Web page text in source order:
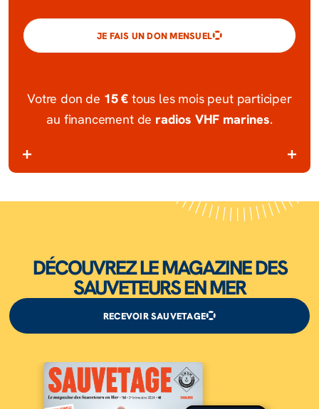
Votre don de 15 € tous les mois peut participer
au financement de radios VHF marines.
JE FAIS UN DON MENSUEL
DÉCOUVREZ LE MAGAZINE DES
SAUVETEURS EN MER
RECEVOIR SAUVETAGE